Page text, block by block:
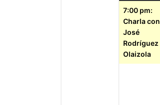
7:00 pm:
Charla con
José
Rodríguez
Olaizola